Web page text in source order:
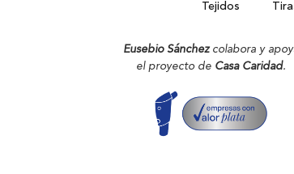
Tejidos
Eusebio Sánchezcolabora y
el proyecto de Casa Caridad.